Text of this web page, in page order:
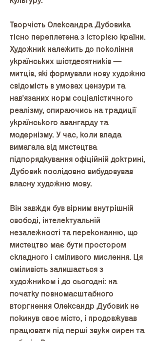
Творчість Олександра Дубовика
тісно переплетена з історією країни.
Художник належить до покоління
українських шістдесятників —
митців, які формували нову художню
свідомість в умовах цензури та
нав'язаних норм соціалістичного
реалізму, спираючись на традиції
українського авангарду та
модернізму. У час, коли влада
вимагала від мистецтва
підпорядкування офіційній доктрині,
Дубовик послідовно вибудовував
власну художню мову.
Він завжди був вірним внутрішній
свободі, інтелектуальній
незалежності та переконанню, що
мистецтво має бути простором
складного і сміливого мислення. Ця
сміливість залишається з
художником і до сьогодні: на
початку повномасштабного
вторгнення Олександр Дубовик не
покинув своє місто, і продовжував
працювати під перші звуки сирен та